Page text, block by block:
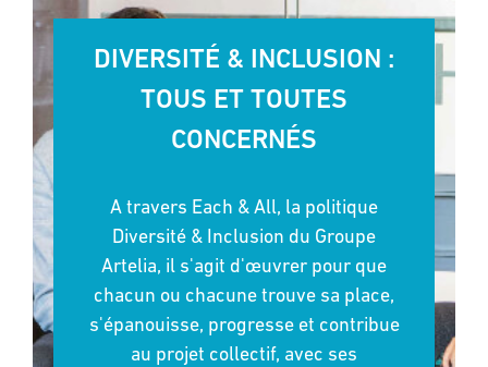
DIVERSITÉ & INCLUSION :
TOUS ET TOUTES
CONCERNÉS
A travers Each & All, la politique
Diversité & Inclusion du Groupe
Artelia, il s'agit d'œuvrer pour que
chacun ou chacune trouve sa place,
s'épanouisse, progresse et contribue
au projet collectif, avec ses